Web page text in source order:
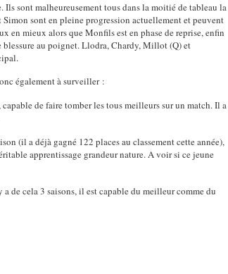
Ils sont malheureusement tous dans la moitié de tableau la
sont en pleine progression actuellement et peuvent
en mieux alors que Monfils est en phase de reprise, enfin
blessure au poignet. Llodra, Chardy, Millot (Q) et
également à surveiller :
capable de faire tomber les tous meilleurs sur un match. Il a
(il a déjà gagné 122 places au classement cette année),
apprentissage grandeur nature. A voir si ce jeune
de cela 3 saisons, il est capable du meilleur comme du